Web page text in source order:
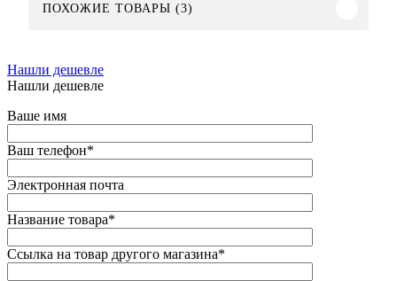
ПОХОЖИЕ ТОВАРЫ (3)
Нашли дешевле
Нашли дешевле
Ваше имя
Ваш телефон*
Электронная почта
Название товара*
Ссылка на товар другого магазина*